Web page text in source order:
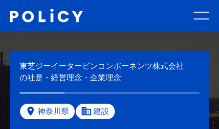
東芝ジーイータービンコンポーネンツ株式会社
の社是・経営理念・企業理念
神奈川県 建設